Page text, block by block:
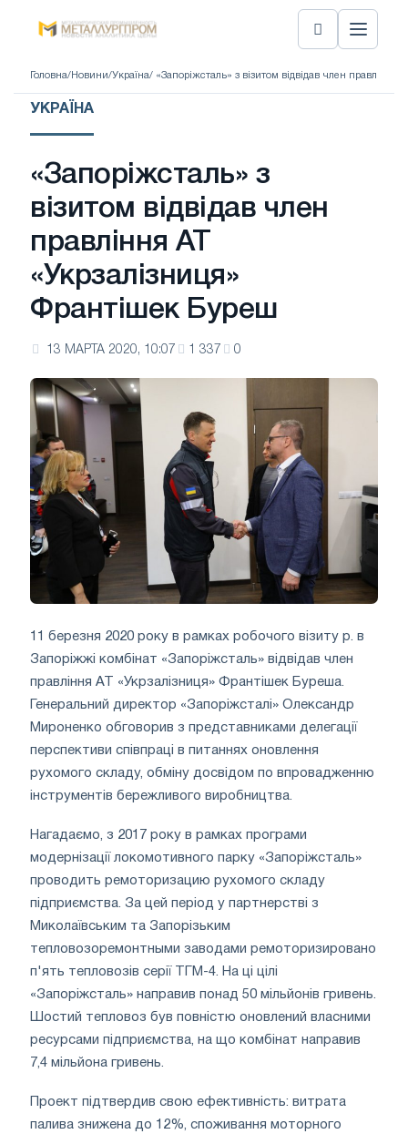
Головна/ Новини/Україна/ «Запоріжсталь» з візитом відвідав член
УКРАЇНА
«Запоріжсталь» з
візитом відвідав член
правління АТ
«Укрзалізниця»
Франтішек Буреш
13 МАРТА 2020, 10:07 1 337 0
11 березня 2020 року в рамках робочого візиту р. в
Запоріжжі комбінат «Запоріжсталь» відвідав член
правління АТ «Укрзалізниця» Франтішек Буреша.
Генеральний директор «Запоріжсталі» Олександр
Мироненко обговорив з представниками делегації
перспективи співпраці в питаннях оновлення
рухомого складу, обміну досвідом по впровадженню
інструментів бережливого виробництва.
Нагадаємо, з 2017 року в рамках програми
модернізації локомотивного парку «Запоріжсталь»
проводить ремоторизацию рухомого складу
підприємства. За цей період у партнерстві з
Миколаївським та Запорізьким
тепловозоремонтными заводами ремоторизировано
п'ять тепловозів серії ТГМ-4. На ці цілі
«Запоріжсталь» направив понад 50 мільйонів гривень.
Шостий тепловоз був повністю оновлений власними
ресурсами підприємства, на що комбінат направив
7,4 мільйона гривень.
Проект підтвердив свою ефективність: витрата
палива знижена до 12%, споживання моторного